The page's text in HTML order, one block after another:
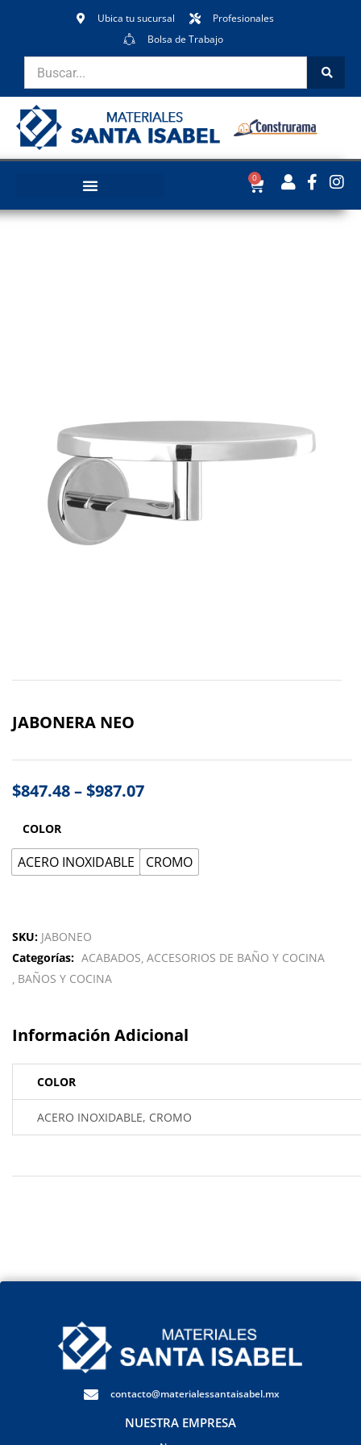
Ubica tu sucursal
Profesionales
Bolsa de Trabajo
0
JABONERA NEO
$847.48–$987.07
COLOR
ACERO INOXIDABLE CROMO
SKU: JABONEO
Categorías: ACABADOS ACCESORIOS DE BAÑO Y COCINA
BAÑOS Y COCINA
Información Adicional
COLOR
ACERO INOXIDABLE, CROMO
contacto@materialessantaisabel.mx
NUESTRA EMPRESA